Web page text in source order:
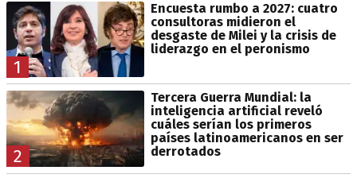
1
Encuesta rumbo a 2027: cuatro
consultoras midieron el
desgaste de Milei y la crisis de
liderazgo en el peronismo
2
Tercera Guerra Mundial: la
inteligencia artificial reveló
cuáles serían los primeros
países latinoamericanos en ser
derrotados